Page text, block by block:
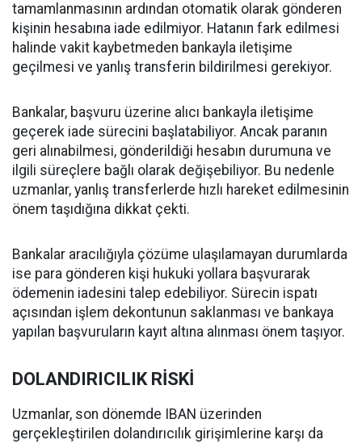
tamamlanmasının ardından otomatik olarak gönderen
kişinin hesabına iade edilmiyor. Hatanın fark edilmesi
halinde vakit kaybetmeden bankayla iletişime
geçilmesi ve yanlış transferin bildirilmesi gerekiyor.
Bankalar, başvuru üzerine alıcı bankayla iletişime
geçerek iade sürecini başlatabiliyor. Ancak paranın
geri alınabilmesi, gönderildiği hesabın durumuna ve
ilgili süreçlere bağlı olarak değişebiliyor. Bu nedenle
uzmanlar, yanlış transferlerde hızlı hareket edilmesinin
önem taşıdığına dikkat çekti.
Bankalar aracılığıyla çözüme ulaşılamayan durumlarda
ise para gönderen kişi hukuki yollara başvurarak
ödemenin iadesini talep edebiliyor. Sürecin ispatı
açısından işlem dekontunun saklanması ve bankaya
yapılan başvuruların kayıt altına alınması önem taşıyor.
DOLANDIRICILIK RİSKİ
Uzmanlar, son dönemde IBAN üzerinden
gerçekleştirilen dolandırıcılık girişimlerine karşı da